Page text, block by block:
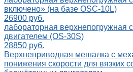
включено» (на базе OSC-10L)
26900 руб.
лабораторная верхнепогружная
двигателем (OS-30S)
28850 руб.
Верхнеприводная мешалка с
понижения скорости для вязких